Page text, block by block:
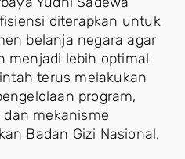
diterapkan untuk
belanja negara agar
menjadi lebih optimal
terus melakukan
program,
mekanisme
Badan Gizi Nasional.